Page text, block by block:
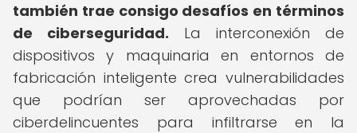
también trae consigo desafíos en términos
de ciberseguridad. La interconexión de
dispositivos y maquinaria en entornos de
fabricación inteligente crea vulnerabilidades
que podrían ser aprovechadas por
ciberdelincuentes para infiltrarse en la